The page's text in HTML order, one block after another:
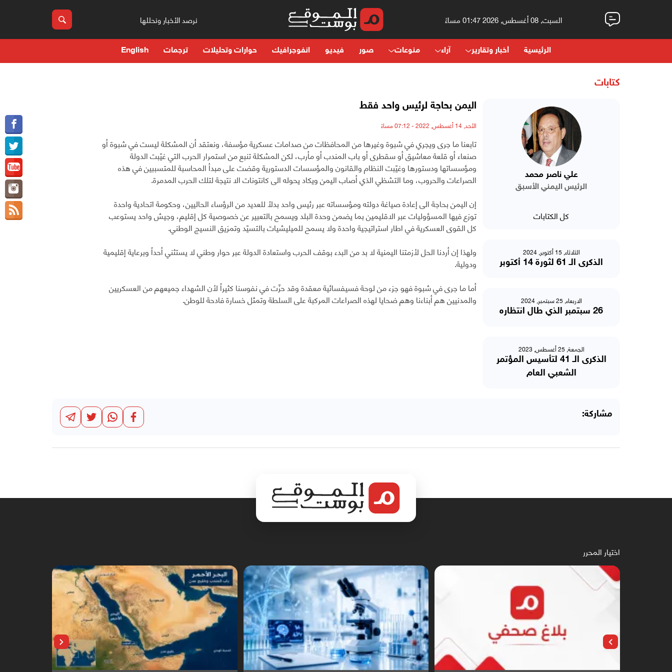
السبت, 08 أغسطس, 2026 01:47 مساءً نرصد الأخبار ونحللها
الرئيسية أخبار وتقارير آراء منوعات صور فيديو انفوجرافيك حوارات وتحليلات ترجمات English
كتابات
علي ناصر محمد
الرئيس اليمني الأسبق
كل الكتابات
الثلاثاء, 15 أكتوبر, 2024
الذكرى الـ 61 لثورة 14 أكتوبر
الاربعاء, 25 سبتمبر, 2024
26 سبتمبر الذي طال انتظاره
الجمعة, 25 أغسطس, 2023
الذكرى الـ 41 لتأسيس المؤتمر
الشعبي العام
اليمن بحاجة لرئيس واحد فقط
الأحد, 14 أغسطس, 2022 - 07:12 مساءً
تابعنا ما جرى ويجري في شبوة وغيرها من المحافظات من صدامات عسكرية مؤسفة، ونعتقد أن المشكلة ليست في شبوة أو
صنعاء أو قلعة معاشيق أو سقطرى أو باب المندب أو مأرب، لكن المشكلة تنبع من استمرار الحرب التي غيّبت الدولة
ومؤسساتها ودستورها وغيّبت النظام والقانون والمؤسسات الدستورية وقضت على مبدأ المحاسبة للمتسببين في هذه
الصراعات والحروب، وما التشظي الذي أصاب اليمن ويكاد يحوله الى كانتونات الا نتيجة لتلك الحرب المدمرة.
إن اليمن بحاجة الى إعادة صياغة دولته ومؤسساته عبر رئيس واحد بدلاً للعديد من الرؤساء الحاليين، وحكومة اتحادية واحدة
توزع فيها المسؤوليات عبر الاقليمين بما يضمن وحدة البلد ويسمح بالتعبير عن خصوصية كل إقليم، وجيش واحد يستوعب
كل القوى العسكرية في اطار استراتيجية واحدة ولا يسمح للميليشيات بالتسيّد وتمزيق النسيج الوطني.
ولهذا إن أردنا الحل لأزمتنا اليمنية لا بد من البدء بوقف الحرب واستعادة الدولة عبر حوار وطني لا يستثني أحداً وبرعاية إقليمية
ودولية.
أما ما جرى في شبوة فهو جزء من لوحة فسيفسائية معقدة وقد حزّت في نفوسنا كثيراً لأن الشهداء جميعهم من العسكريين
والمدنيين هم أبناءنا وهم ضحايا لهذه الصراعات المركبة على السلطة وتمثل خسارة فادحة للوطن.
مشاركة:
اختيار المحرر